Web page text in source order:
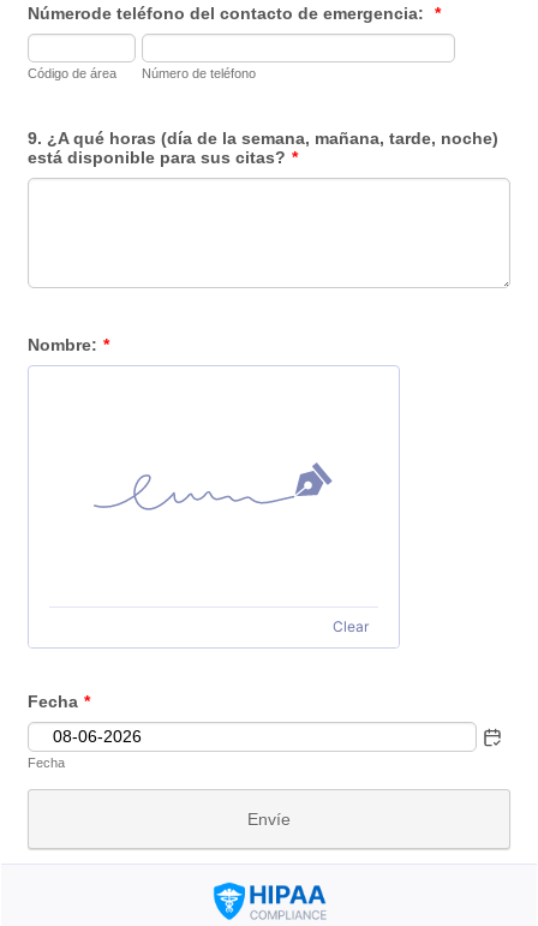
Númerode teléfono del contacto de emergencia: *
Código de área Número de teléfono
9. ¿A qué horas (día de la semana, mañana, tarde, noche)
está disponible para sus citas? *
Nombre: *
Clear
Fecha *
Fecha
Envíe